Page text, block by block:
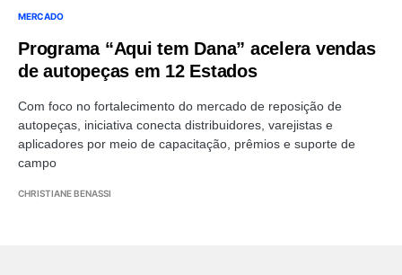
MERCADO
Programa “Aqui tem Dana” acelera vendas
de autopeças em 12 Estados
Com foco no fortalecimento do mercado de reposição de
autopeças, iniciativa conecta distribuidores, varejistas e
aplicadores por meio de capacitação, prêmios e suporte de
campo
CHRISTIANE BENASSI